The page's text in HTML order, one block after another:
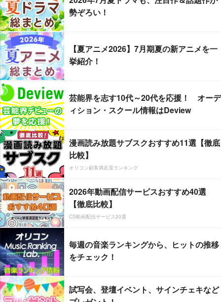
勢ぞろい！
【夏アニメ2026】7月期夏の新アニメを一
挙紹介！
芸能界を志す10代～20代を応援！ オーデ
ィション・スクール情報はDeview
漫画読み放題サブスクおすすめ11選【徹底
比較】
オリコン顧客満足度ランキング
2026年動画配信サービスおすすめ40選
【徹底比較】
CS動画配信サービス20選
毎週の音楽ランキングから、ヒットの推移
をチェック！
試写会、登壇イベント、サインチェキなど